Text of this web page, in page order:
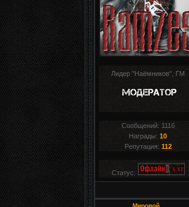
Лидер "Наёмников", ГМ
Сообщений: 1116
Награды:10
Репутация: 112
Статус:
Мировой